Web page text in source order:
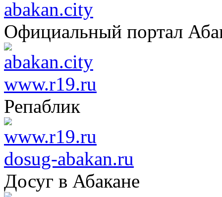
abakan.city
Официальный портал
www.r19.ru
Репаблик
dosug-abakan.ru
Досуг в Абакане